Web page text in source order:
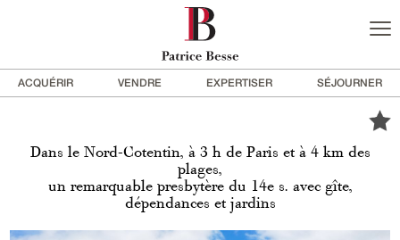
ACQUÉRIR VENDRE EXPERTISER SÉJOURNER
Dans le Nord-Cotentin, à 3 h de Paris et à 4 km des
plages,
un remarquable presbytère du 14e s. avec gîte,
dépendances et jardins